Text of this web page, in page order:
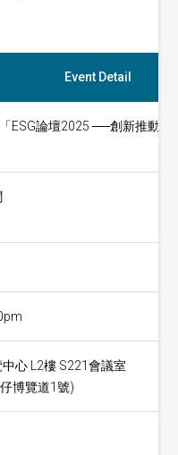
Event Detail
ESG論壇2025 ──創新推動
心 L2樓 S221會議室
博覽道1號)